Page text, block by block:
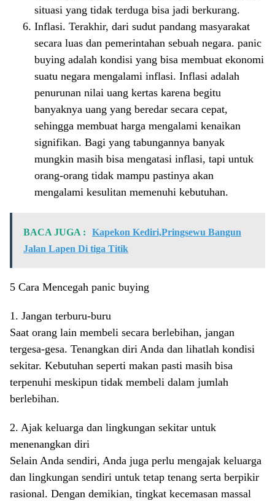
situasi yang tidak terduga bisa jadi berkurang.
Inflasi. Terakhir, dari sudut pandang masyarakat
secara luas dan pemerintahan sebuah negara. panic
buying adalah kondisi yang bisa membuat ekonomi
suatu negara mengalami inflasi. Inflasi adalah
penurunan nilai uang kertas karena begitu
banyaknya uang yang beredar secara cepat,
sehingga membuat harga mengalami kenaikan
signifikan. Bagi yang tabungannya banyak
mungkin masih bisa mengatasi inflasi, tapi untuk
orang-orang tidak mampu pastinya akan
mengalami kesulitan memenuhi kebutuhan.
BACA JUGA :
Kapekon Kediri,Pringsewu Bangun
Jalan Lapen Di tiga Titik
5 Cara Mencegah panic buying
1. Jangan terburu-buru
Saat orang lain membeli secara berlebihan, jangan
tergesa-gesa. Tenangkan diri Anda dan lihatlah kondisi
sekitar. Kebutuhan seperti makan pasti masih bisa
terpenuhi meskipun tidak membeli dalam jumlah
berlebihan.
2. Ajak keluarga dan lingkungan sekitar untuk
menenangkan diri
Selain Anda sendiri, Anda juga perlu mengajak keluarga
dan lingkungan sendiri untuk tetap tenang serta berpikir
rasional. Dengan demikian, tingkat kecemasan massal